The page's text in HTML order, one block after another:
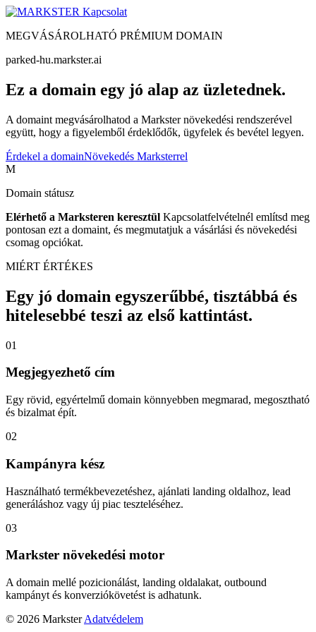
Kapcsolat
MEGVÁSÁROLHATÓ PRÉMIUM DOMAIN
parked-hu.markster.ai
Ez a domain egy jó alap az üzletednek.
A domaint megvásárolhatod a Markster növekedési rendszerével
együtt, hogy a figyelemből érdeklődők, ügyfelek és bevétel legyen.
Érdekel a domainNövekedés Marksterrel
M
Domain státusz
Elérhető a Marksteren keresztül Kapcsolatfelvételnél említsd meg
pontosan ezt a domaint, és megmutatjuk a vásárlási és növekedési
csomag opciókat.
MIÉRT ÉRTÉKES
Egy jó domain egyszerűbbé, tisztábbá és
hitelesebbé teszi az első kattintást.
01
Megjegyezhető cím
Egy rövid, egyértelmű domain könnyebben megmarad, megosztható
és bizalmat épít.
02
Kampányra kész
Használható termékbevezetéshez, ajánlati landing oldalhoz, lead
generáláshoz vagy új piac teszteléséhez.
03
Markster növekedési motor
A domain mellé pozicionálást, landing oldalakat, outbound
kampányt és konverziókövetést is adhatunk.
© 2026 Markster Adatvédelem